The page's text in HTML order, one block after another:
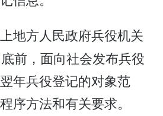
地方人民政府兵役机关
前，面向社会发布兵役
年兵役登记的对象范
序方法和有关要求。